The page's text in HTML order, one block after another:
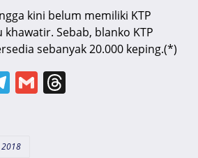
kini belum memiliki KTP
Sebab, blanko KTP
sebanyak 20.000 keping.(*)
T
gr
G
2018